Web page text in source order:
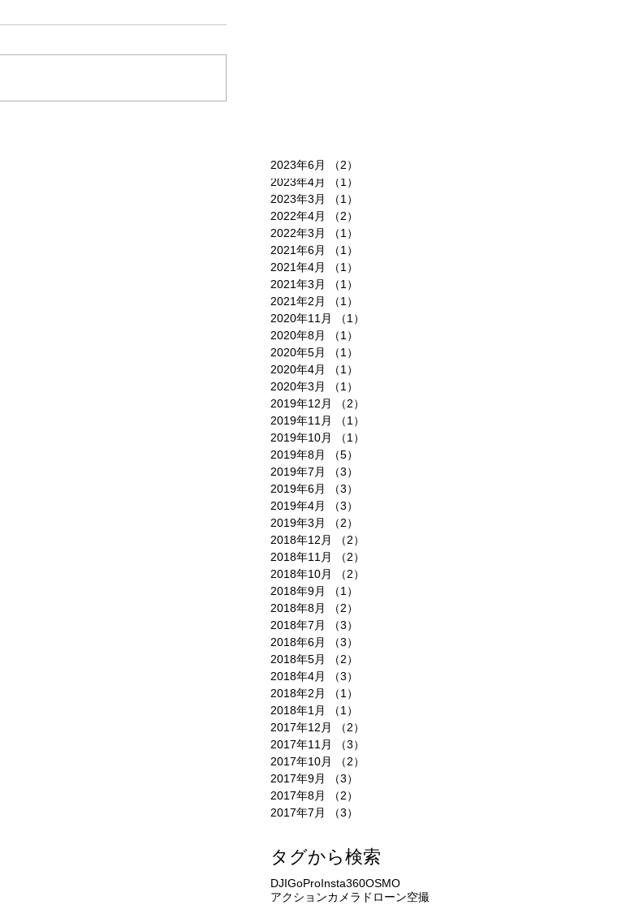
2023年6月 （2）
2023年4月
（1）
2023年3月
（1）
2022年4月
（2）
2022年3月
（1）
2021年6月
（1）
2021年4月
（1）
2021年3月
（1）
2021年2月
（1）
2020年11月
（1）
2020年8月
（1）
2020年5月
（1）
2020年4月
（1）
2020年3月
（1）
2019年12月
（2）
2019年11月
（1）
2019年10月
（1）
2019年8月
（5）
2019年7月
（3）
2019年6月
（3）
2019年4月
（3）
2019年3月
（2）
2018年12月
（2）
2018年11月
（2）
2018年10月
（2）
2018年9月
（1）
2018年8月
（2）
2018年7月
（3）
2018年6月
（3）
2018年5月
（2）
2018年4月
（3）
2018年2月
（1）
2018年1月
（1）
2017年12月
（2）
2017年11月
（3）
2017年10月
（2）
2017年9月
（3）
2017年8月
（2）
2017年7月
（3）
タグから検索
DJIGoProInsta360OSMO
アクションカメラ ドローン空撮